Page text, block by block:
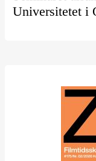
Universitetet i